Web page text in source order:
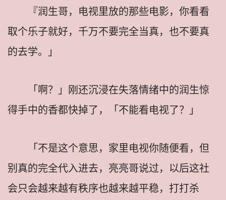
『润生哥，电视里放的那些电影，你看看
取个乐子就好，千万不要完全当真，也不要真
的去学。」
「啊？」刚还沉浸在失落情绪中的润生惊
得手中的香都快掉了，「不能看电视了？」
「不是这个意思，家里电视你随便看，但
别真的完全代入进去，亮亮哥说过，以后这社
会只会越来越有秩序也越来越平稳，打打杀